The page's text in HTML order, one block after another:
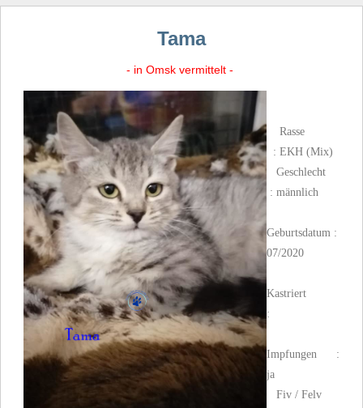
Tama
- in Omsk vermittelt -
Rasse
: EKH (Mix)
Geschlecht
: männlich
Geburtsdatum :
07/2020
Kastriert
:
Impfungen :
ja
Fiv / Felv